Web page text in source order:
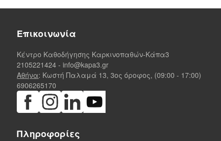
Επικοινωνία
Κέντρο Καθοδήγησης Καρκινοπαθών-Κάπα3
2105221424 - info@kapa3.gr
Αθήνα: Κωστή Παλαμά 13, 3ος όροφος, (09:00 - 17:00)
6906265170
Πληροφορίες